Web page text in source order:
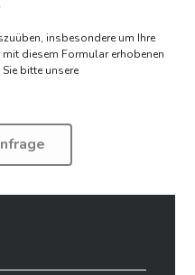
insbesondere um Ihre
diesem Formular erhobenen
bitte unsere